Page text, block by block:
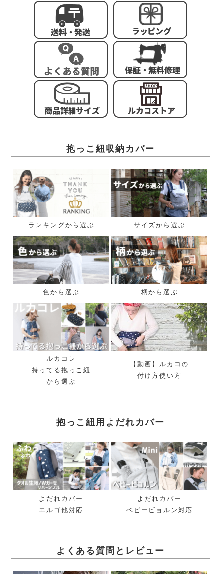
抱っこ紐収納カバー
ランキングから選ぶ サイズから選ぶ
色から選ぶ 柄から選ぶ
ルカコレ
持ってる抱っこ紐
から選ぶ
【動画】ルカコの
付け方使い方
抱っこ紐用よだれカバー
よだれカバー
エルゴ他対応
よだれカバー
ベビービョルン対応
よくある質問とレビュー